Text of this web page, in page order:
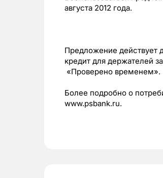
августа 2012 года.
Предложение действует
кредит для держателей
«Проверено временем».
Более подробно о
www.psbank.ru.